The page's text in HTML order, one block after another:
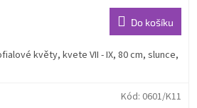
Do košíku
květy, kvete VII - IX, 80 cm, slunce,
Kód: 0601/K11